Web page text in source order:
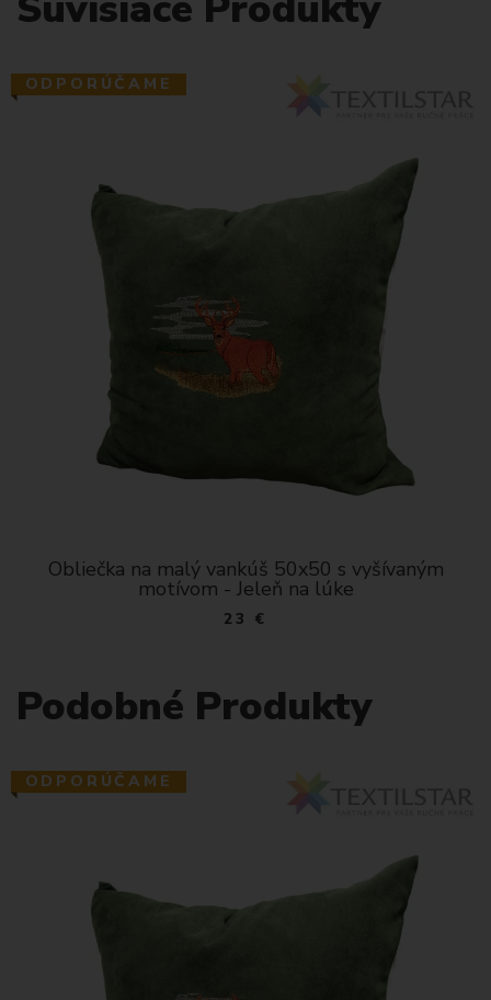
ODPORÚČAME
Obliečka na malý vankúš 50x50 s vyšívaným
motívom - Jeleň na lúke
23 €
Podobné Produkty
ODPORÚČAME